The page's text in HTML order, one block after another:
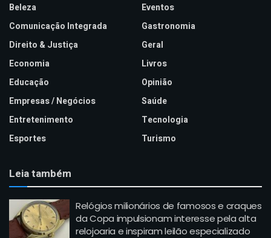
Beleza
Comunicação Integrada
Direito & Justiça
Economia
Educação
Empresas / Negócios
Entretenimento
Esportes
Eventos
Gastronomia
Geral
Livros
Opinião
Saúde
Tecnologia
Turismo
Leia também
Relógios milionários de famosos e craques
da Copa impulsionam interesse pela alta
relojoaria e inspiram leilão especializado